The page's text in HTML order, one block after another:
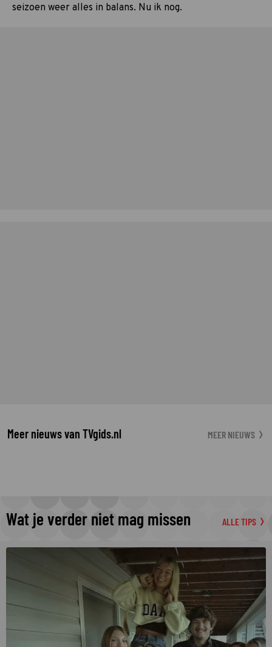
seizoen weer alles in balans. Nu ik nog.
Meer nieuws van TVgids.nl MEER NIEUWS
Wat je verder niet mag missen ALLE TIPS